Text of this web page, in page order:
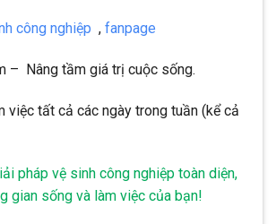
công nghiệp , fanpage
– Nâng tầm giá trị cuộc sống.
việc tất cả các ngày trong tuần (kể cả
pháp vệ sinh công nghiệp toàn diện,
gian sống và làm việc của bạn!